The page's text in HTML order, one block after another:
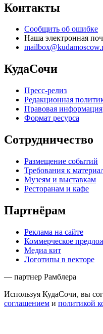
Контакты
Сообщить об ошибке
Наша электронная
КудаСочи
Пресс-релиз
Редакционная
Правовая информация
Формат ресурса
Сотрудничество
Размещение событий
Требования к
Музеям и выставкам
Ресторанам и кафе
Партнёрам
Реклама на сайте
Коммерческое
Медиа кит
Логотипы в векторе
— партнер Рамблера
Используя КудаСочи, вы
соглашением и политикой